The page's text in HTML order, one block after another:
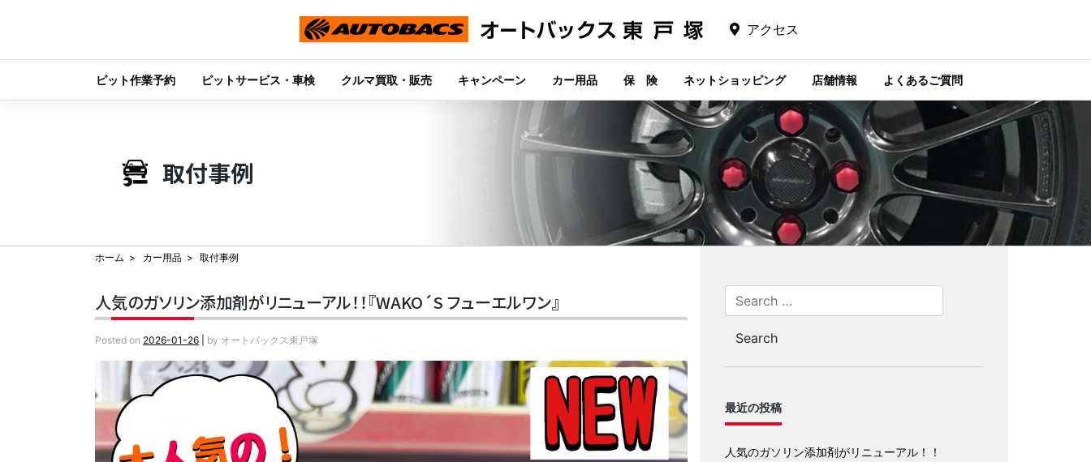
アクセス
ピット作業予約 ピットサービス・車検 クルマ買取・販売 キャンペーン カー用品 保 険 ネットショッピング 店舗情報 よくあるご質問
取付事例
ホーム カー用品 取付事例
人気のガソリン添加剤がリニューアル！！『WAKO´S フューエルワン』
Posted on 2026-01-26 by オートバックス東戸塚
最近の投稿
人気のガソリン添加剤がリニューアル！！